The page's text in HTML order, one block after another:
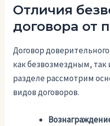
Отличия
договора от
Договор
как безвозмездным,
разделе рассмотрим
видов договоров.